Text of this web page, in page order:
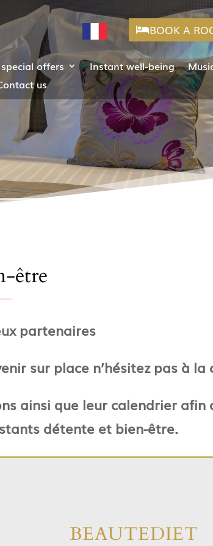
BOOK A
offers Instant well-being
us
être
partenaires
sur place n’hésitez pas à
ainsi que leur calendrier afin
détente et bien-être.
BEAUTEDIET